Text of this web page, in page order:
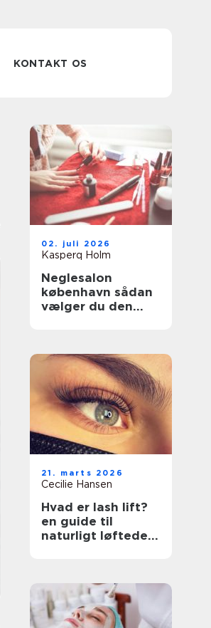
KONTAKT OS
02. juli 2026
Kasperq Holm
Neglesalon
københavn sådan
vælger du den
21. marts 2026
Cecilie Hansen
Hvad er lash lift?
en guide til
naturligt løftede